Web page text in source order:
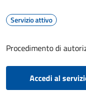
Servizio attivo
Procedimento di
Accedi al